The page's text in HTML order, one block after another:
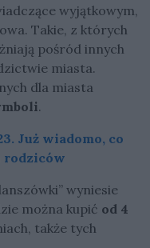
wyjątkowym,
Takie, z których
pośród innych
miasta.
dla miasta
.
Już wiadomo, co
rodziców
wyniesie
można kupić od 4
także tych